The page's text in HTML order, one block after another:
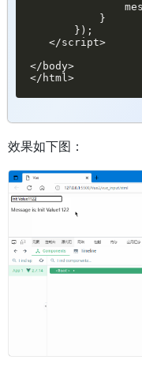
message:
}
});
</script>
</body>
</html>
效果如下图：